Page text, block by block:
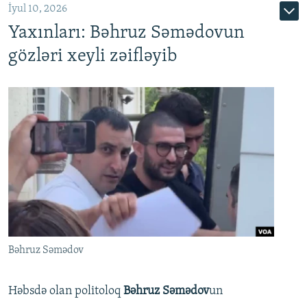
İyul 10, 2026
Yaxınları: Bəhruz Səmədovun
gözləri xeyli zəifləyib
Bəhruz Səmədov
Həbsdə olan politoloq Bəhruz Səmədovun